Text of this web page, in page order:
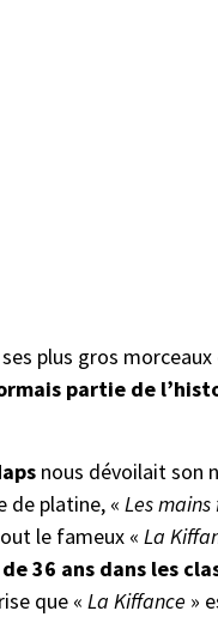
plus gros morceaux
partie de
nous dévoilait son
de platine, « Les
le fameux « La
36 ans dans les
que « La Kiffance »